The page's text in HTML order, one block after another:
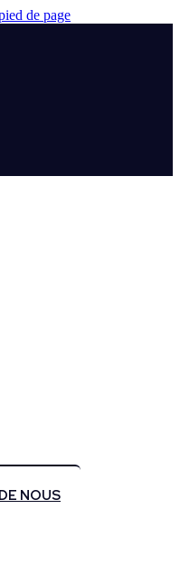
de page
NOUS